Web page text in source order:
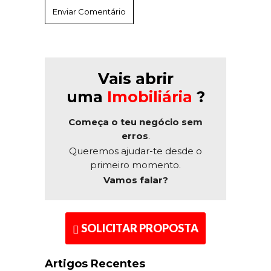
Vais abrir
uma Imobiliária ?
Começa o teu negócio sem
erros.
Queremos ajudar-te desde o
primeiro momento.
Vamos falar?
SOLICITAR PROPOSTA
Artigos Recentes